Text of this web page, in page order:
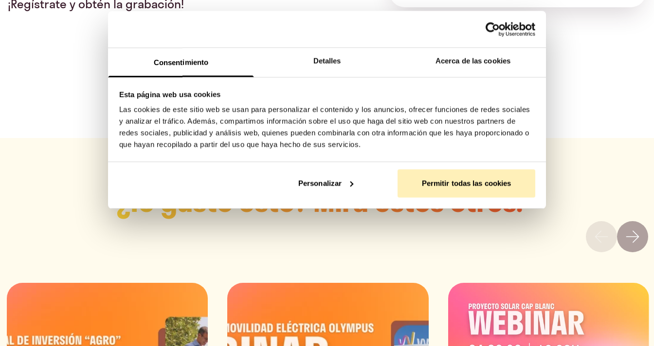
Consentimiento Detalles Acerca de las cookies
Esta página web usa cookies
Las cookies de este sitio web se usan para personalizar el contenido y los anuncios, ofrecer funciones de redes sociales
y analizar el tráfico. Además, compartimos información sobre el uso que haga del sitio web con nuestros partners de
redes sociales, publicidad y análisis web, quienes pueden combinarla con otra información que les haya proporcionado o
que hayan recopilado a partir del uso que haya hecho de sus servicios.
Personalizar Permitir todas las cookies
¡Regístrate y obtén la grabación!
¿Te gustó esto? Mira estos otros: